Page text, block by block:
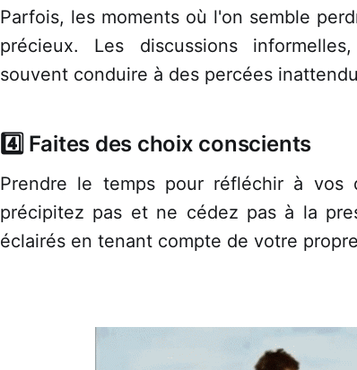
Parfois, les moments où l'on semble
précieux. Les discussions
souvent conduire à des percées
4️⃣ Faites des choix conscients
Prendre le temps pour réfléchir à vos
précipitez pas et ne cédez pas à la
éclairés en tenant compte de votre